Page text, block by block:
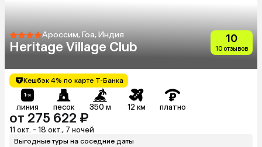
Ароссим, Гоа, Индия
Heritage Village Club
10
10 отзывов
Кешбэк 4% по карте Т-Банка
линия песок 350 м 12 км платно
от 275 622 ₽
11 окт. - 18 окт., 7 ночей
Выгодные туры на соседние даты